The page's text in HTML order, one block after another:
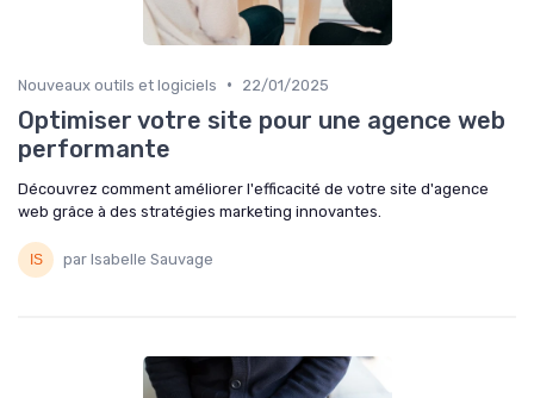
Nouveaux outils et logiciels • 22/01/2025
Optimiser votre site pour une agence web
performante
Découvrez comment améliorer l'efficacité de votre site d'agence
web grâce à des stratégies marketing innovantes.
par Isabelle Sauvage